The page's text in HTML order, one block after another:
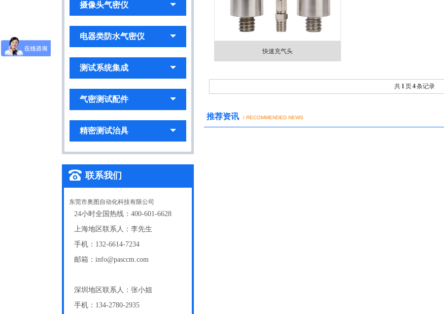
摄像头气密仪
电器类防水气密仪
测试系统集成
气密测试配件
精密测试治具
联系我们
东莞市奥图自动化科技有限公司
24小时全国热线：400-601-6628
上海地区联系人：李先生
手机：132-6614-7234
邮箱：info@pasccm.com
深圳地区联系人：张小姐
手机：134-2780-2935
快速充气头
共 1页4条记录
推荐资讯 / RECOMMENDED NEWS